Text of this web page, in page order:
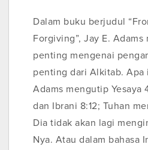
Dalam buku berjudul
Forgiving”, Jay E.
penting mengenai
penting dari Alkitab. Apa
Adams mengutip Yesaya
dan Ibrani 8:12; Tuhan
Dia tidak akan lagi
Nya. Atau dalam bahasa